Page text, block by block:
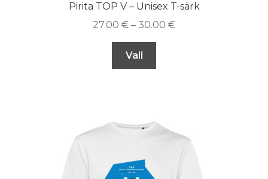
Pirita TOP V – Unisex T-särk
27.00 € – 30.00 €
Vali